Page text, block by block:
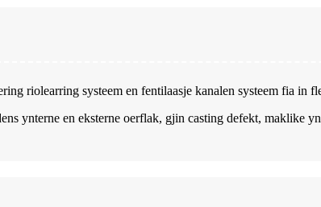
riolearring systeem en fentilaasje kanalen systeem fia in
ynterne en eksterne oerflak, gjin casting defekt, maklike